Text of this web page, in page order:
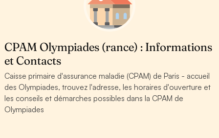
CPAM Olympiades (rance) : Informations
et Contacts
Caisse primaire d'assurance maladie (CPAM) de Paris - accueil
des Olympiades, trouvez l'adresse, les horaires d'ouverture et
les conseils et démarches possibles dans la CPAM de
Olympiades